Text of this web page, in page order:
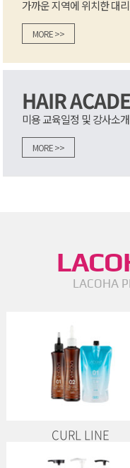
가까운 지역에 위치한 대
MORE >>
HAIR
미용 교육일정 및 강사소개
MORE >>
LACOHA
CURL LINE